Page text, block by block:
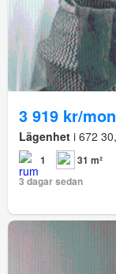
3 919 kr/
Lägenhet i 672
1
31 m²
3 dagar sedan